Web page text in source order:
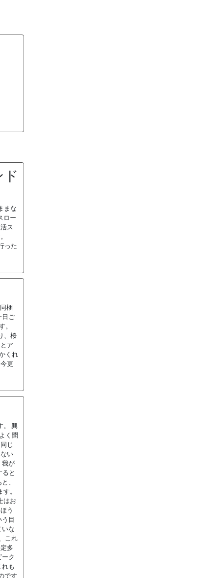
まな
ロー
ス
。
った
梱
日ご
。
、桜
ア
くれ
更
。 興
く聞
じ
い
我が
と
、
。
はお
う
目
いな
これ
多
ク
も
です